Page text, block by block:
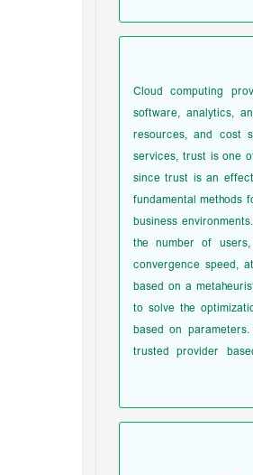
Cloud computing
software, analytics,
resources, and cost
services, trust is one
since trust is an
fundamental methods
business
the number of
convergence speed,
based on a
to solve the
based on
trusted provider